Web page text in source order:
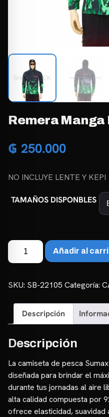
Remera Manga
₲ 250.000
NO INCLUYE LENTE Y KEPI
TAMAÑOS DISPONBLES
Remera
Manga
BSW2403
Añadir al
SKU: SB-22105 Categoría:
Descripción
Descripción
La camiseta de pesca
diseñada para brindar el
durante tus jornadas al aire
alta calidad compuesta por
ofrece elasticidad, suavidad